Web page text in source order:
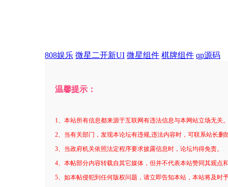
808娱乐 微星二开新UI 微星组件 棋牌组件 qp源码
温馨提示：
1、本站所有信息都来源于互联网有违法信息与本网站立场无关
2、当有关部门，发现本论坛有违规,违法内容时，可联系站长删
3、当政府机关依照法定程序要求披露信息时，论坛均得免责。
4、本帖部分内容转载自其它媒体，但并不代表本站赞同其观点
5、如本帖侵犯到任何版权问题，请立即告知本站，本站将及时